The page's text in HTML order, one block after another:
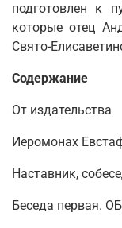
подготовлен к
которые отец
Свято-
Содержание
От издательства
Иеромонах
Наставник,
Беседа первая.